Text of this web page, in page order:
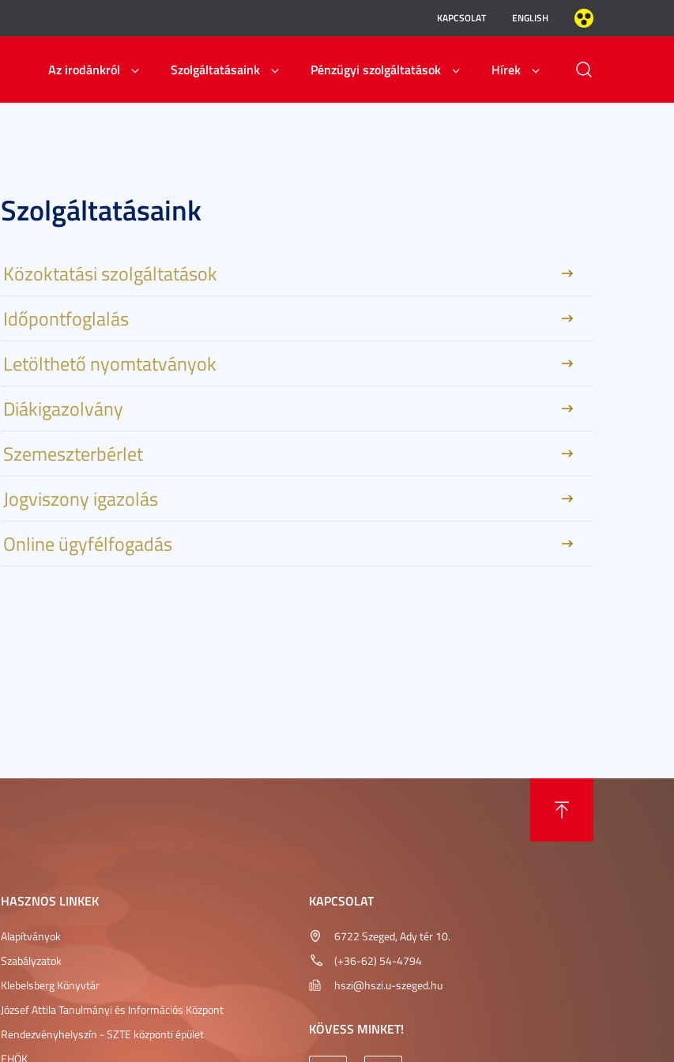
KAPCSOLAT ENGLISH
Az irodánkról Szolgáltatásaink Pénzügyi szolgáltatások Hírek
Szolgáltatásaink
Közoktatási szolgáltatások
Időpontfoglalás
Letölthető nyomtatványok
Diákigazolvány
Szemeszterbérlet
Jogviszony igazolás
Online ügyfélfogadás
HASZNOS LINKEK
Alapítványok
Szabályzatok
Klebelsberg Könyvtár
József Attila Tanulmányi és Információs Központ
Rendezvényhelyszín - SZTE központi épület
EHÖK
KAPCSOLAT
6722 Szeged, Ady tér 10.
(+36-62) 54-4794
hszi@hszi.u-szeged.hu
KÖVESS MINKET!